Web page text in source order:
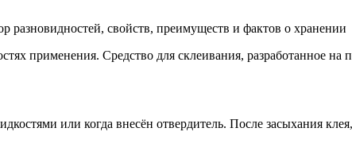
применения. Средство для склеивания, разработанное
или когда внесён отвердитель. После засыхания